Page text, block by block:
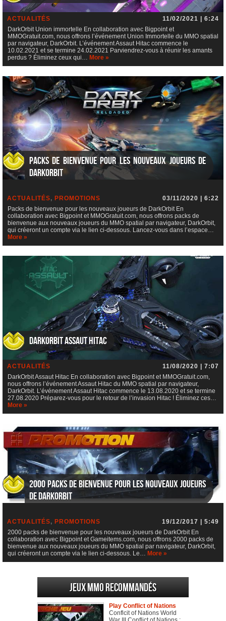
ACTUALITÉS
11/02/2021 | 6:24
DarkOrbit Union immortelle En collaboration avec Bigpoint et
MMOGratuit.com, nous offrons l’événement Union Immortelle du MMO spatial
par navigateur, DarkOrbit. L’événement Assaut Hitac commence le
10.02.2021 et se termine 24.02.2021 Parviendrez-vous à réunir les amants
perdus ? Éliminez ceux qui… More »
Packs de bienvenue pour les nouveaux joueurs de
DarkOrbit
ACTUALITÉS, PROMOTIONS
03/11/2020 | 6:22
Packs de bienvenue pour les nouveaux joueurs de DarkOrbit En
collaboration avec Bigpoint et MMOGratuit.com, nous offrons packs de
bienvenue aux nouveaux joueurs du MMO spatial par navigateur, DarkOrbit,
qui créeront un compte via le lien ci-dessous. Lancez-vous dans l’espace…
More »
DarkOrbit Assaut Hitac
ACTUALITÉS
11/08/2020 | 7:07
DarkOrbit Assaut Hitac En collaboration avec Bigpoint et MMOGratuit.com,
nous offrons l’événement Assaut Hitac du MMO spatial par navigateur,
DarkOrbit. L’événement Assaut Hitac commence le 13.08.2020 et se termine
27.08.2020 Préparez-vous pour le retour de l’invasion Hitac ! Éliminez ces…
More »
2000 packs de bienvenue pour les nouveaux joueurs
de DarkOrbit
ACTUALITÉS, PROMOTIONS
19/12/2017 | 5:49
2000 packs de bienvenue pour les nouveaux joueurs de DarkOrbit En
collaboration avec Bigpoint et Gameitems.com, nous offrons 2000 packs de
bienvenue aux nouveaux joueurs du MMO spatial par navigateur, DarkOrbit,
qui créeront un compte via le lien ci-dessous. Le… More »
Jeux MMO recommandés
Play Conflict of Nations
Conflcit of Nations World